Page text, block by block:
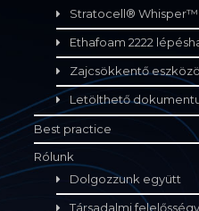
Stratocell® Whisper™
Ethafoam 2222
Zajcsökkentő
Letölthető
Best practice
Rólunk
Dolgozzunk együtt
Társadalmi